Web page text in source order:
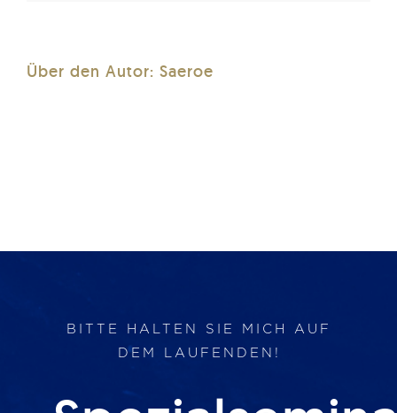
Über den Autor: Saeroe
BITTE HALTEN SIE MICH AUF
DEM LAUFENDEN!